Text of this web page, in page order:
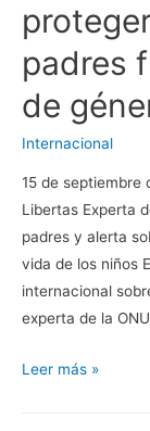
padres
de
Internacional
15 de septiembre
Libertas Experta
padres y alerta
vida de los niños
internacional
experta de la
Experta
Leer más »